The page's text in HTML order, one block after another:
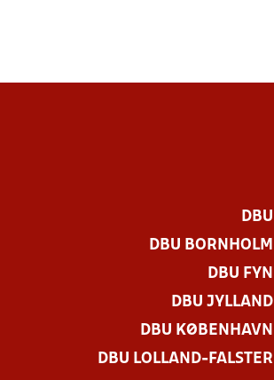
DBU
DBU BORNHOLM
DBU FYN
DBU JYLLAND
DBU KØBENHAVN
DBU LOLLAND-FALSTER